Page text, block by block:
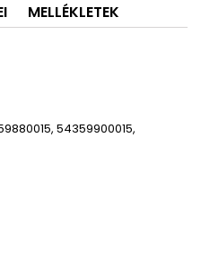
MELLÉKLETEK
54359900015,